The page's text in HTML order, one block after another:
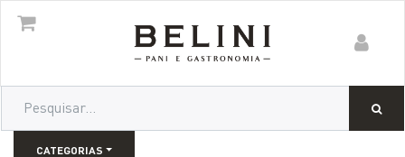
CATEGORIAS